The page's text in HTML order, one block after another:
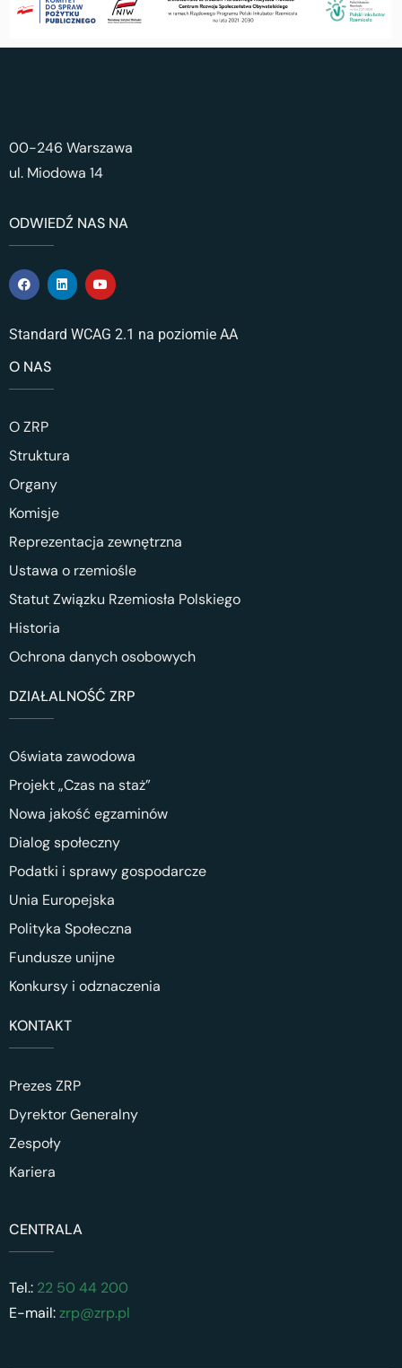
00-246 Warszawa
ul. Miodowa 14
ODWIEDŹ NAS NA
Standard WCAG 2.1 na poziomie AA
O NAS
O ZRP
Struktura
Organy
Komisje
Reprezentacja zewnętrzna
Ustawa o rzemiośle
Statut Związku Rzemiosła Polskiego
Historia
Ochrona danych osobowych
DZIAŁALNOŚĆ ZRP
Oświata zawodowa
Projekt „Czas na staż”
Nowa jakość egzaminów
Dialog społeczny
Podatki i sprawy gospodarcze
Unia Europejska
Polityka Społeczna
Fundusze unijne
Konkursy i odznaczenia
KONTAKT
Prezes ZRP
Dyrektor Generalny
Zespoły
Kariera
CENTRALA
Tel.: 22 50 44 200
E-mail:zrp@zrp.pl